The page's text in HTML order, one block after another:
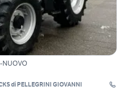
NUOVO
TRACTORS & TRUCKS di PELLEGRINI GIOVANNI